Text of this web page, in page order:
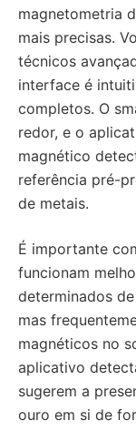
magnetometria
mais precisas.
técnicos
interface é
completos. O
redor, e o
magnético
referência pré-
de metais.
É importante
funcionam
determinados
mas
magnéticos no
aplicativo
sugerem a
ouro em si de